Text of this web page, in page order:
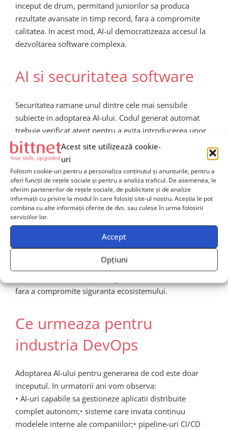
Acest site utilizează cookie-
uri
Folosim cookie-uri pentru a personaliza conținutul și anunțurile, pentru a
oferi funcții de rețele sociale și pentru a analiza traficul. De asemenea, le
oferim partenerilor de rețele sociale, de publicitate și de analize
informații cu privire la modul în care folosiți site-ul nostru. Aceștia le pot
combina cu alte informații oferite de dvs. sau culese în urma folosirii
serviciilor lor.
Accept
Opțiuni
inceput de drum, permitand juniorilor sa produca
rezultate avansate in timp record, fara a compromite
calitatea. In acest mod, AI-ul democratizeaza accesul la
dezvoltarea software complexa.
AI si securitatea software
Securitatea ramane unul dintre cele mai sensibile
subiecte in adoptarea AI-ului. Codul generat automat
trebuie verificat atent pentru a evita introducerea unor
vulnerabilitati. Totusi, atunci cand este configurata
corect, AI-ul poate aduce beneficii enorme securitatii
aplicatiilor:
• analiza statica si dinamica la viteza ridicata;•
identificarea pattern-urilor de risc inainte de
implementare;• implementarea automata a politicilor
zero-trust;• recomandari de best practices bazate pe
Google este un exemplu semnificativ datorita volumului
sau urias de date si standardelor ridicate de securitate,
fara a compromite siguranta ecosistemului.
Ce urmeaza pentru
industria DevOps
Adoptarea AI-ului pentru generarea de cod este doar
inceputul. In urmatorii ani vom observa:
• AI-uri capabile sa gestioneze aplicatii distribuite
complet autonom;• sisteme care invata continuu
modelele interne ale companiilor;• pipeline-uri CI/CD